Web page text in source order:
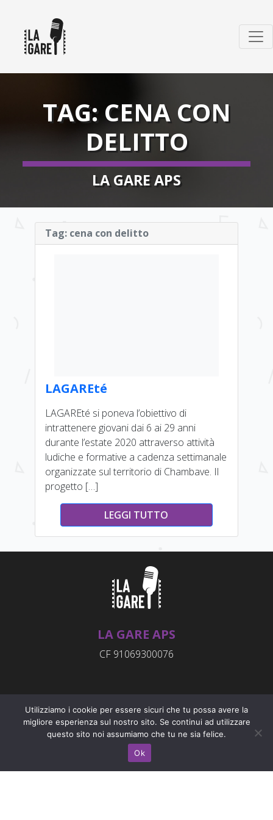
TAG: CENA CON
DELITTO
LA GARE APS
Tag: cena con delitto
LAGAREté
LAGAREté si poneva l’obiettivo di
intrattenere giovani dai 6 ai 29 anni
durante l’estate 2020 attraverso attività
ludiche e formative a cadenza settimanale
organizzate sul territorio di Chambave. Il
progetto […]
LEGGI TUTTO
LA GARE APS
CF 91069300076
INDIRIZZO
Rue Emile Chanoux, 4
11023 - Chambave (AO)
CONTATTI
Utilizziamo i cookie per essere sicuri che tu possa avere la
migliore esperienza sul nostro sito. Se continui ad utilizzare
questo sito noi assumiamo che tu ne sia felice.
Ok